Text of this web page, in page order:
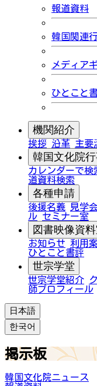
報道資料
韓国関連
メディア
ひとこと
機関紹介
挨拶 沿革 主要
韓国文化院
カレンダーで検
道資料検索
各種申請
後援名義 見学
ル セミナー室
図書映像資
お知らせ 利用
ひとこと書評
世宗学堂
世宗学堂紹介
師プロフィール
日本語
한국어
掲示板
韓国文化院ニュース